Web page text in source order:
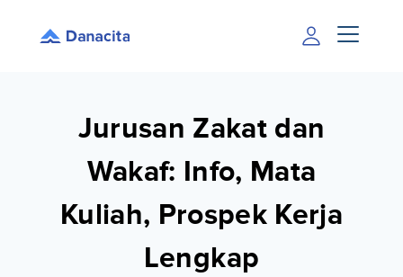
Jurusan Zakat dan
Wakaf: Info, Mata
Kuliah, Prospek Kerja
Lengkap